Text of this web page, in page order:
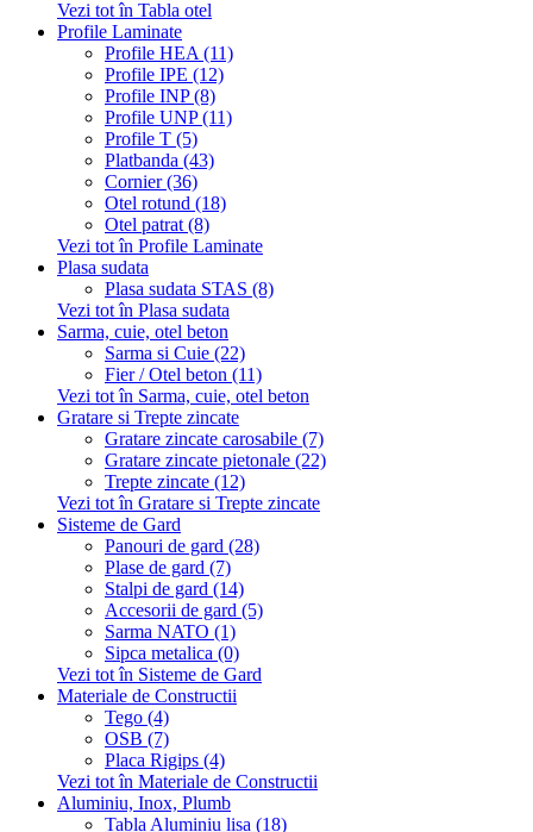
Vezi tot în Tabla otel
Profile Laminate
Profile HEA (11)
Profile IPE (12)
Profile INP (8)
Profile UNP (11)
Profile T (5)
Platbanda (43)
Cornier (36)
Otel rotund (18)
Otel patrat (8)
Vezi tot în Profile Laminate
Plasa sudata
Plasa sudata STAS (8)
Vezi tot în Plasa sudata
Sarma, cuie, otel beton
Sarma si Cuie (22)
Fier / Otel beton (11)
Vezi tot în Sarma, cuie, otel beton
Gratare si Trepte zincate
Gratare zincate carosabile (7)
Gratare zincate pietonale (22)
Trepte zincate (12)
Vezi tot în Gratare si Trepte zincate
Sisteme de Gard
Panouri de gard (28)
Plase de gard (7)
Stalpi de gard (14)
Accesorii de gard (5)
Sarma NATO (1)
Sipca metalica (0)
Vezi tot în Sisteme de Gard
Materiale de Constructii
Tego (4)
OSB (7)
Placa Rigips (4)
Vezi tot în Materiale de Constructii
Aluminiu, Inox, Plumb
Tabla Aluminiu lisa (18)